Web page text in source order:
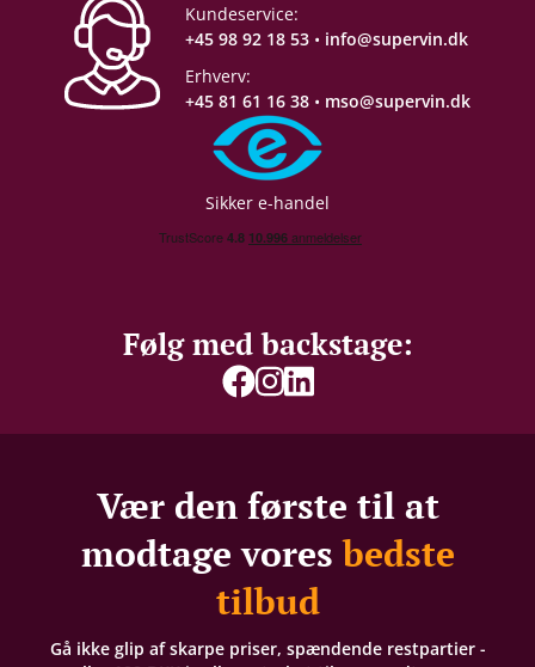
Kundeservice:
+45 98 92 18 53 • info@supervin.dk
Erhverv:
+45 81 61 16 38 • mso@supervin.dk
Sikker e-handel
Følg med backstage:
Vær den første til at
modtage voresbedste
tilbud
Gå ikke glip af skarpe priser, spændende restpartier -